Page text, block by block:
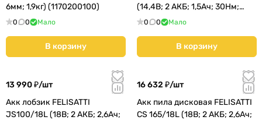
6мм; 1,9кг) (1170200100)
0 0 Мало
В корзину
(14,4В; 2 АКБ; 1,5Ач; 30Нм;
1,5кг) (170250570)
0 0 Мало
В корзину
13 990 ₽/шт
Акк лобзик FELISATTI
JS100/18L (18В; 2 АКБ; 2,6Ач;
16 632 ₽/шт
Акк пила дисковая FELISATTI
CS 165/18L (18В; 2 АКБ; 2,6Ач;